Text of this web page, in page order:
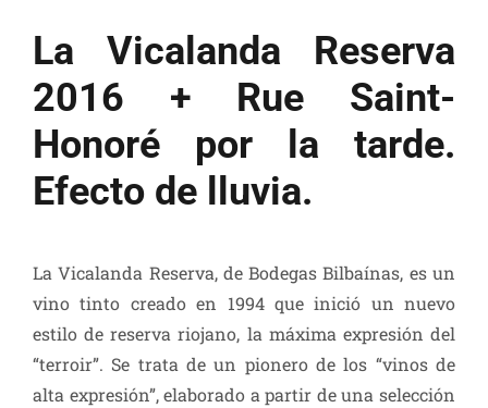
La Vicalanda Reserva
2016 + Rue Saint-
Honoré por la tarde.
Efecto de lluvia.
La Vicalanda Reserva, de Bodegas Bilbaínas, es un
vino tinto creado en 1994 que inició un nuevo
estilo de reserva riojano, la máxima expresión del
“terroir”. Se trata de un pionero de los “vinos de
alta expresión”, elaborado a partir de una selección